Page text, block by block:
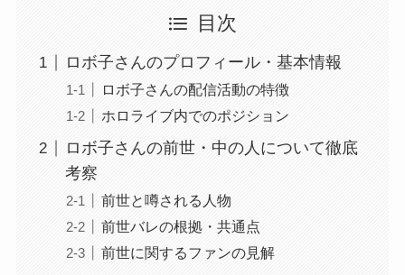
目次
ロボ子さんのプロフィール・基本情報
ロボ子さんの配信活動の特徴
ホロライブ内でのポジション
ロボ子さんの前世・中の人について徹底
考察
前世と噂される人物
前世バレの根拠・共通点
前世に関するファンの見解